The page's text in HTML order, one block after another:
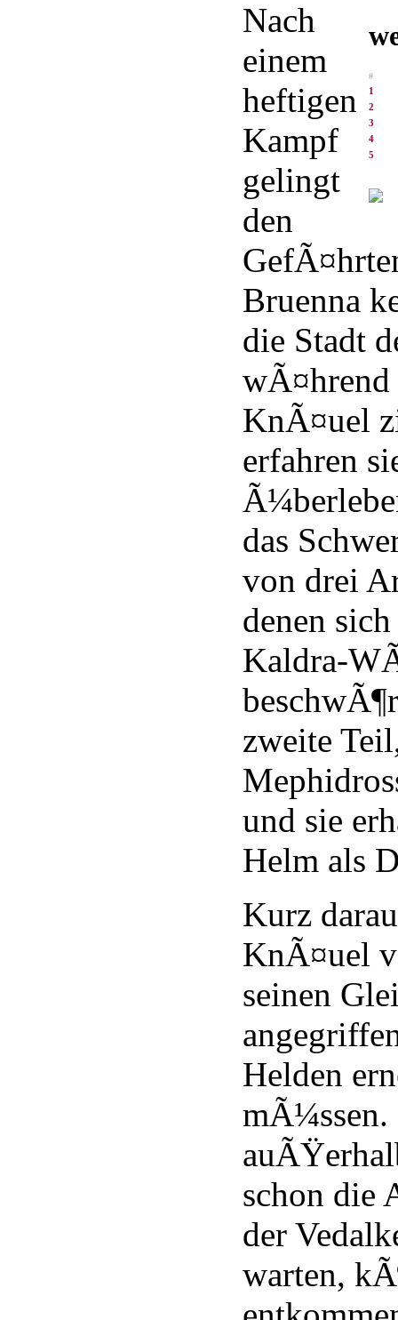
#
1
2
3
4
5
Nach
einem
heftigen
Kampf
gelingt
den
Bruenna
die Stadt
wÃ¤hrend
KnÃ¤uel
erfahren
das
von drei
denen
Kaldra-
zweite
und sie
Helm als
Kurz
KnÃ¤uel
seinen
Helden
mÃ¼ssen.
schon die
der
warten,